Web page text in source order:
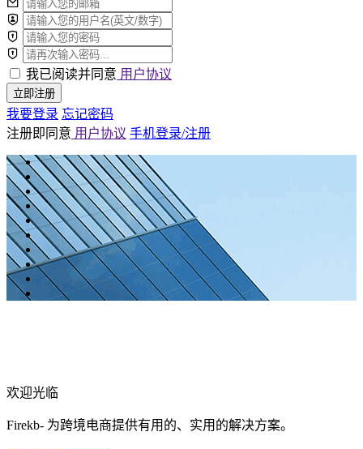
我已阅读并同意 用户协议
立即注册
我要登录 忘记密码
注册即同意 用户协议 手机登录/注册
欢迎光临
Firekb- 为跨境电商提供有用的、实用的解决方案。